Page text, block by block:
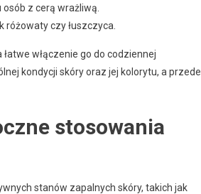
z cerą wrażliwą.
czy łuszczyca.
włączenie go do codziennej
kondycji skóry oraz jej kolorytu, a przede
stosowania
stanów zapalnych skóry, takich jak